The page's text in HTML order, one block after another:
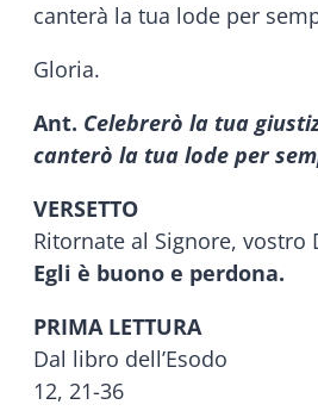
canterà la tua lode per
Gloria.
Ant. Celebrerò la tua
canterò la tua lode per
VERSETTO
Ritornate al Signore, vostro
Egli è buono e perdona.
PRIMA LETTURA
Dal libro dell’Esodo
12, 21-36